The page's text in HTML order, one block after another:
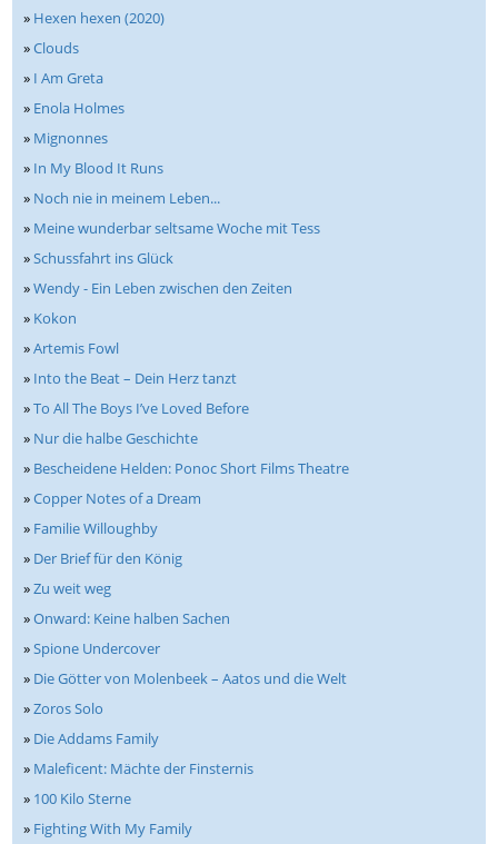
» Hexen hexen (2020)
»Clouds
» I Am Greta
» Enola Holmes
» Mignonnes
» In My Blood It Runs
» Noch nie in meinem Leben...
» Meine wunderbar seltsame Woche mit Tess
»Schussfahrt ins Glück
»Wendy - Ein Leben zwischen den Zeiten
» Kokon
»Artemis Fowl
» Into the Beat – Dein Herz tanzt
»To All The Boys I’ve Loved Before
» Nur die halbe Geschichte
» Bescheidene Helden: Ponoc Short Films Theatre
»Copper Notes of a Dream
» Familie Willoughby
» Der Brief für den König
»Zu weit weg
»Onward: Keine halben Sachen
»Spione Undercover
» Die Götter von Molenbeek – Aatos und die Welt
»Zoros Solo
» Die Addams Family
» Maleficent: Mächte der Finsternis
» 100 Kilo Sterne
» Fighting With My Family